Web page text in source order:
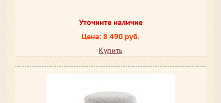
Уточните наличие
Цена: 8 490 руб.
Купить